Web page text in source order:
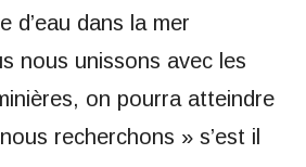
d’eau dans la mer
nous unissons avec les
on pourra atteindre
recherchons » s’est il